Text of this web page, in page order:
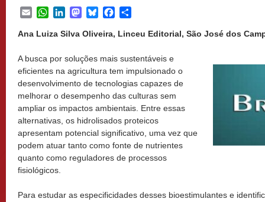
EmailWhatsApp
LinkedInMastodon
BlueskyFacebook
Ana Luiza Silva Oliveira, Linceu Editorial, São José dos
A busca por soluções mais sustentáveis e
eficientes na agricultura tem impulsionado o
desenvolvimento de tecnologias capazes de
melhorar o desempenho das culturas sem
ampliar os impactos ambientais. Entre essas
alternativas, os hidrolisados proteicos
apresentam potencial significativo, uma vez que
podem atuar tanto como fonte de nutrientes
quanto como reguladores de processos
fisiológicos.
Para estudar as especificidades desses bioestimulantes e